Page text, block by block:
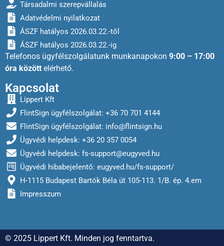
Társadalmi szerepvállalás
Adatvédelmi nyilatkozat
ÁSZF hatályos 2026.03.22.-től
ÁSZF hatályos 2026.03.22.-ig
Telefonos ügyfélszolgálatunk munkanapokon 9:00 – 17:00
óra között elérhető.
Kapcsolat
Lippert Kft
FlintSign ügyfélszolgálat: +36 70 701 4144
FlintSign ügyfélszolgálat: info@flintsign.hu
Ügyvédi helpdesk: +36 20 357 0054
Ügyvédi helpdesk: fs-support@eugyved.hu
Ügyvédi hibabejelentő: eugyved.hu/fs-support/
H-1115 Budapest Bartók Béla út 105-113. 1/B. ép. 4.em
Impresszum
© 2025 Lippert Kft. Minden jog fenntartva.